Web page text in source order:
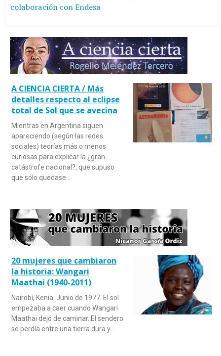
colaboración con Endesa
A CIENCIA CIERTA / Más
detalles respecto al eclipse
total de Sol que se avecina
Mientras en Argentina siguen
apareciendo (según las redes
sociales) teorías más o menos
curiosas para explicar la ¿gran
catástrofe nacional?, que supuso
que sólo quedase…
20 mujeres que cambiaron
la historia: Wangari
Maathai (1940-2011)
Nairobi, Kenia. Junio de 1977. El sol
empezaba a caer cuando Wangari
Maathai dejó de caminar. El sendero
se perdía entre una tierra dura y…